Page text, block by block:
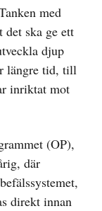
med
det ska ge ett
djup
längre tid, till
inriktat mot
(OP),
där
direkt innan